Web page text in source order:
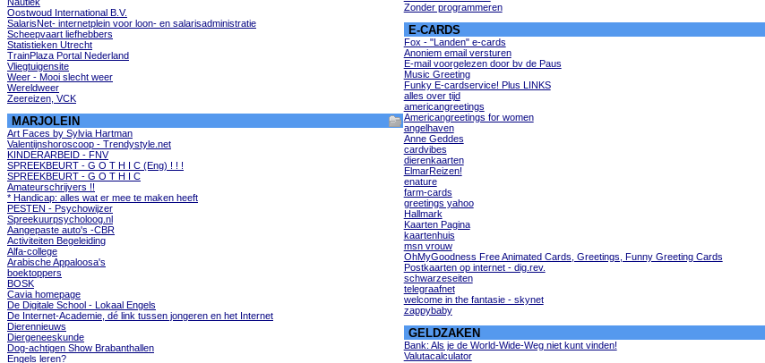
Oostwoud International B.V.
SalarisNet- internetplein voor loon- en salarisadministratie
Scheepvaart liefhebbers
Statistieken Utrecht
TrainPlaza Portal Nederland
Vliegtuigensite
Weer - Mooi slecht weer
Wereldweer
Zeereizen, VCK
MARJOLEIN
Art Faces by Sylvia Hartman
Valentijnshoroscoop - Trendystyle.net
KINDERARBEID - FNV
SPREEKBEURT - G O T H I C (Eng) ! ! !
SPREEKBEURT - G O T H I C
Amateurschrijvers !!
* Handicap: alles wat er mee te maken heeft
PESTEN - Psychowijzer
Spreekuurpsycholoog.nl
Aangepaste auto's -CBR
Activiteiten Begeleiding
Alfa-college
Arabische Appaloosa's
boektoppers
BOSK
Cavia homepage
De Digitale School - Lokaal Engels
De Internet-Academie, dé link tussen jongeren en het Internet
Dierennieuws
Diergeneeskunde
Dog-achtigen Show Brabanthallen
Engels leren?
Zonder programmeren
E-CARDS
Fox - "Landen" e-cards
Anoniem email versturen
E-mail voorgelezen door bv de Paus
Music Greeting
Funky E-cardservice! Plus LINKS
alles over tijd
americangreetings
Americangreetings for women
angelhaven
Anne Geddes
cardvibes
dierenkaarten
ElmarReizen!
enature
farm-cards
greetings yahoo
Hallmark
Kaarten Pagina
kaartenhuis
msn vrouw
OhMyGoodness Free Animated Cards, Greetings, Funny Greeting Cards
Postkaarten op internet - dig.rev.
schwarzeseiten
telegraafnet
welcome in the fantasie - skynet
zappybaby
GELDZAKEN
Bank: Als je de World-Wide-Weg niet kunt vinden!
Valutacalculator